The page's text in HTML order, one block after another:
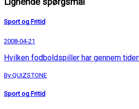
Sport og Fritid
2008-04-21
Hvilken fodboldspiller har gennem
By QUIZSTONE
Sport og Fritid